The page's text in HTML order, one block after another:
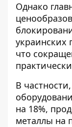
Однако
украинских
что
В
на 18%,
металлы на